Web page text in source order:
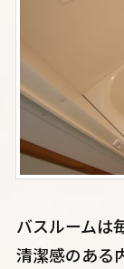
バスルームは
清潔感のある